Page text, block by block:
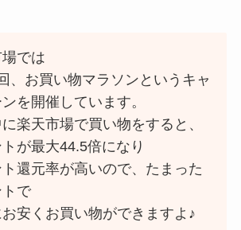
では
、お買い物マラソンというキャ
を開催しています。
楽天市場で買い物をすると、
が最大44.5倍になり
還元率が高いので、たまった
で
安くお買い物ができますよ♪